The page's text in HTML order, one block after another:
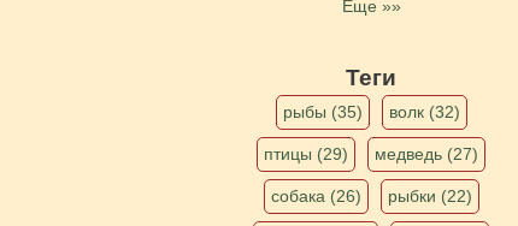
Еще »»
Теги
рыбы (35) волк (32)
птицы (29) медведь (27)
собака (26) рыбки (22)